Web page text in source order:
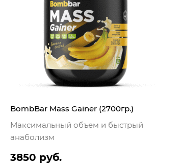
BombBar Mass Gainer (2700гр.)
Максимальный объем и быстрый
анаболизм
3850 руб.